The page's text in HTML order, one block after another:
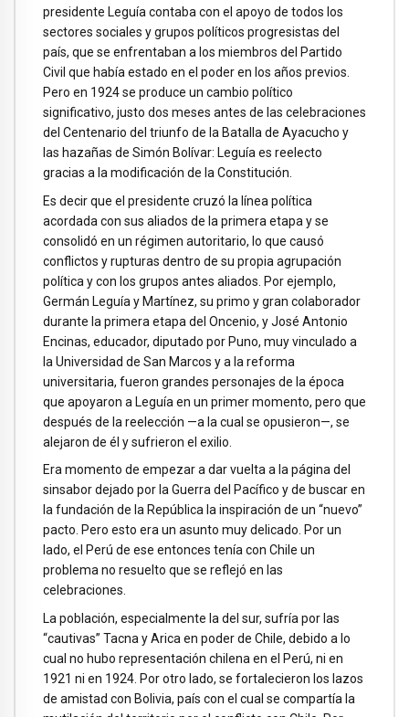
presidente Leguía contaba con el apoyo de todos los
sectores sociales y grupos políticos progresistas del
país, que se enfrentaban a los miembros del Partido
Civil que había estado en el poder en los años previos.
Pero en 1924 se produce un cambio político
significativo, justo dos meses antes de las celebraciones
del Centenario del triunfo de la Batalla de Ayacucho y
las hazañas de Simón Bolívar: Leguía es reelecto
gracias a la modificación de la Constitución.
Es decir que el presidente cruzó la línea política
acordada con sus aliados de la primera etapa y se
consolidó en un régimen autoritario, lo que causó
conflictos y rupturas dentro de su propia agrupación
política y con los grupos antes aliados. Por ejemplo,
Germán Leguía y Martínez, su primo y gran colaborador
durante la primera etapa del Oncenio, y José Antonio
Encinas, educador, diputado por Puno, muy vinculado a
la Universidad de San Marcos y a la reforma
universitaria, fueron grandes personajes de la época
que apoyaron a Leguía en un primer momento, pero que
después de la reelección —a la cual se opusieron—, se
alejaron de él y sufrieron el exilio.
Era momento de empezar a dar vuelta a la página del
sinsabor dejado por la Guerra del Pacífico y de buscar en
la fundación de la República la inspiración de un “nuevo”
pacto. Pero esto era un asunto muy delicado. Por un
lado, el Perú de ese entonces tenía con Chile un
problema no resuelto que se reflejó en las
celebraciones.
La población, especialmente la del sur, sufría por las
“cautivas” Tacna y Arica en poder de Chile, debido a lo
cual no hubo representación chilena en el Perú, ni en
1921 ni en 1924. Por otro lado, se fortalecieron los lazos
de amistad con Bolivia, país con el cual se compartía la